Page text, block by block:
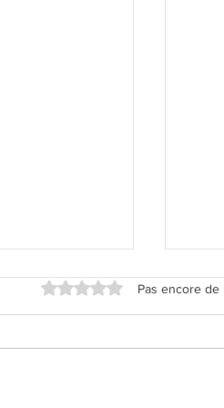
Noté 0 étoile sur 5.Pas encore de